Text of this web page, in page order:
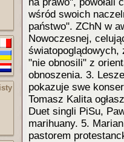
wśród swoich
państwo". ZChN w
Nowoczesnej,
światopoglądowych,
"nie obnosili" z
obnoszenia. 3.
pokazuje swe
Tomasz Kalita
Duet singli PiSu,
marihuany. 5.
pastorem